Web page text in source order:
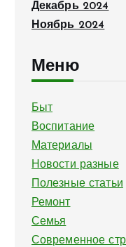
Декабрь 2024
Ноябрь 2024
Меню
Быт
Воспитание
Материалы
Новости разные
Полезные статьи
Ремонт
Семья
Современное